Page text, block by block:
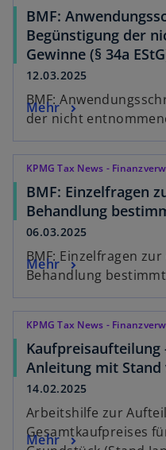
BMF:
Begünstigung der
Gewinne (§ 34a
12.03.2025
BMF:
der nicht
Mehr
KPMG Tax News -
BMF: Einzelfragen
Behandlung
06.03.2025
BMF: Einzelfragen
Behandlung
Mehr
KPMG Tax News -
Anleitung mit Stand
14.02.2025
Arbeitshilfe zur
Gesamtkaufpreises
Mehr